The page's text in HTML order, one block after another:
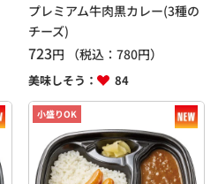
プレミアム牛肉黒カレー(3種の
チーズ)
723円 （税込：780円）
美味しそう： 84
小盛りOK